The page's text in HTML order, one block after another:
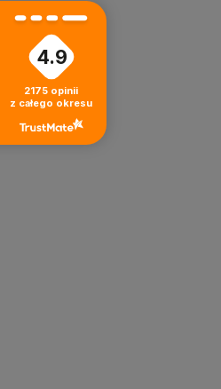
4.9
2175 opinii
z całego okresu